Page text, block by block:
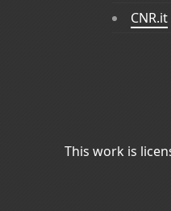
CNR.it
This work is